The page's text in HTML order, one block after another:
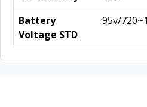
Battery
Voltage STD
95v/